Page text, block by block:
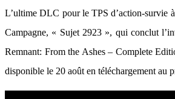
L’ultime DLC pour le TPS d’action-survie
Campagne, « Sujet 2923 », qui conclut
Remnant: From the Ashes – Complete
disponible le 20 août en téléchargement au